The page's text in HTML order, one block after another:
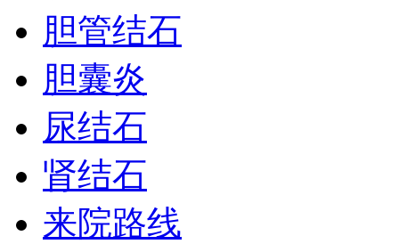
胆管结石
胆囊炎
尿结石
肾结石
来院路线